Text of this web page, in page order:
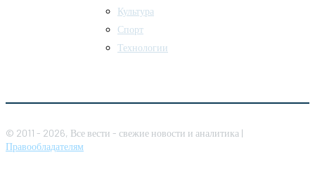
Культура
Спорт
Технологии
© 2011 - 2026, Все вести - свежие новости и аналитика |
Правообладателям